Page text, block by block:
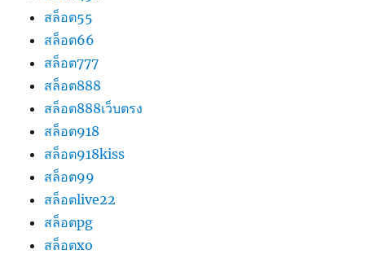
สล็อต55
สล็อต66
สล็อต777
สล็อต888
สล็อต888เว็บตรง
สล็อต918
สล็อต918kiss
สล็อต99
สล็อตlive22
สล็อตpg
สล็อตxo